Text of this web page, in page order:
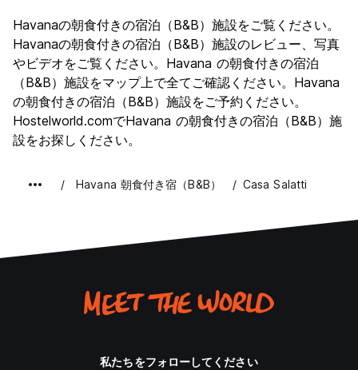
文化
9.1
ナイトライフ
6.6
コストパフォーマンス
6.9
Havanaの朝食付きの宿泊（B&B）施設をご覧ください。
Havanaの朝食付きの宿泊（B&B）施設のレビュー、写真
やビデオをご覧ください。Havana の朝食付きの宿泊
（B&B）施設をマップ上で全てご確認ください。Havana
の朝食付きの宿泊（B&B）施設をご予約ください。
Hostelworld.comでHavana の朝食付きの宿泊（B&B）施
設をお探しください。
Havana 朝食付き宿（B&B） Casa Salatti
私たちをフォローしてください